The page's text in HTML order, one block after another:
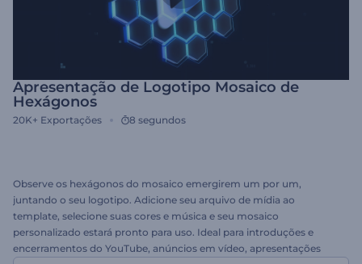
Apresentação de Logotipo Mosaico de
Hexágonos
20K+ Exportações 8 segundos
Observe os hexágonos do mosaico emergirem um por um,
juntando o seu logotipo. Adicione seu arquivo de mídia ao
template, selecione suas cores e música e seu mosaico
personalizado estará pronto para uso. Ideal para introduções e
encerramentos do YouTube, anúncios em vídeo, apresentações